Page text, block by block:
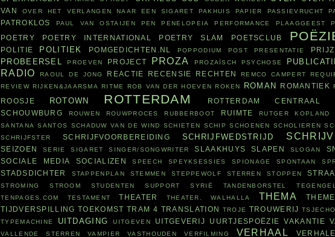
VAN
OVER HET VERLANGEN NAAR EEN SIGARET PAKHUIS PAPIER PASSIEVRUCHT
PATROKLOS PAUL VAN OSTAIJEN PEN PENELOPEIA PERFORMANCE PLAAGGEEST
POETRY POETRY INTERNATIONAL POETRY SLAM POETSCLUB
POLITIE POLITIEK POMGEDICHTEN.NL POPPODIUM POST PRESENTATIE
PROBEERSEL PROEVEN PROJECT PROZA PROZAÏSCH PSYCHOSE
RADIO RAOUL DE JONG REACTIE RECENSIE RECHTEN REMCO CAMPERT
REVIEW RIJKEN&JAARSMA RITME ROB VAN DER HOEVEN ROKEN ROMAN ROMANTIEK
ROOSJE ROTOWN ROTTERDAM ROTTERDAM CENTRAAL
SCHOUWBURG
ROUWEN ROUWPROCES RUBBERBOOT RUIMTE
RUTGER KOPLAND
SANTANA SANTOS SCHADUW VAN DE WIND SCHIETEN SCHIP SCHOENEN SCHOLIEREN
SCHRIJFSTER
SCHRIJFVOORBEREIDING SCHRIJFWEDSTRIJD
SEIZOEN SERIE SIGARET SINGER/SONGWRITER SLAAKHUYS SLAPEN SLOGAN
SOCIALE MEDIA
SOCIALIZEN SPEECH SPEYKSESSIES SPIONAGE SPONTAAN
STADSDICHTER STAPPENPLAN STEMMEN STEPPEWOLF STERREN STOPPEN
STROMING STROOM STUDENTEN SUPPORT SYRIË TANDENBORSTEL
TENPAGES.COM
TESTAMENT THEATER THEATER. WALHALLA THEMA
THEME
TIJDVERSPILLING TOEKOMST TRAM 4 TRANSLATION TROJE TROUWERIJ
TYPEMACHINE
UITDAGING UITGEVEN UITGEVERIJ UURTJESPOËZIE VAKANTIE
VALLENDE STERREN VAMPIER VASTHOUDEN VERFILMING VERHAAL